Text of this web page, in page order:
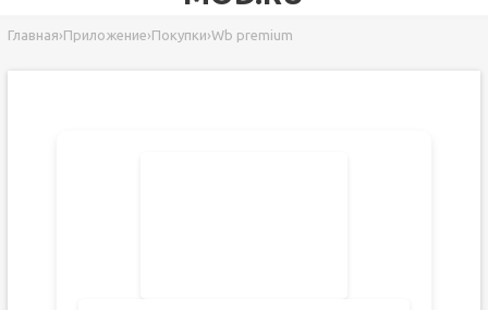
Главная›Приложение›Покупки›Wb premium